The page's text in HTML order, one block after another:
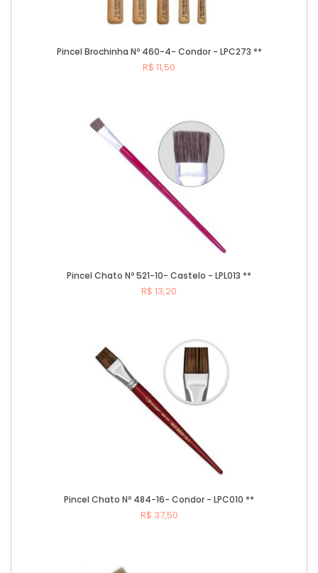
Pincel Brochinha Nº 460-4- Condor - LPC273 **
R$ 11,50
Pincel Chato Nº 521-10- Castelo - LPL013 **
R$ 13,20
Pincel Chato Nº 484-16- Condor - LPC010 **
R$ 37,50